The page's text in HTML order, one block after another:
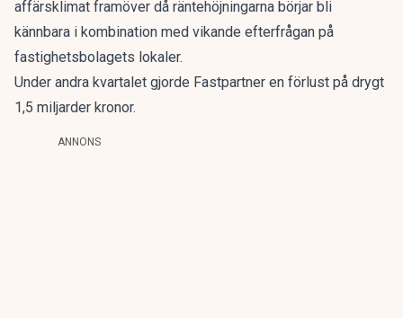
affärsklimat framöver då räntehöjningarna börjar bli
kännbara i kombination med vikande efterfrågan på
fastighetsbolagets lokaler.
Under andra kvartalet gjorde Fastpartner en förlust på drygt
1,5 miljarder kronor.
ANNONS